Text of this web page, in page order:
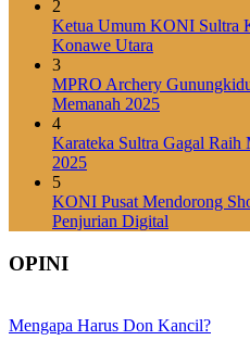
2
Ketua Umum KONI Sultra
Konawe Utara
3
MPRO Archery
Memanah 2025
4
Karateka Sultra Gagal
2025
5
KONI Pusat Mendorong
Penjurian Digital
OPINI
Mengapa Harus Don Kancil?